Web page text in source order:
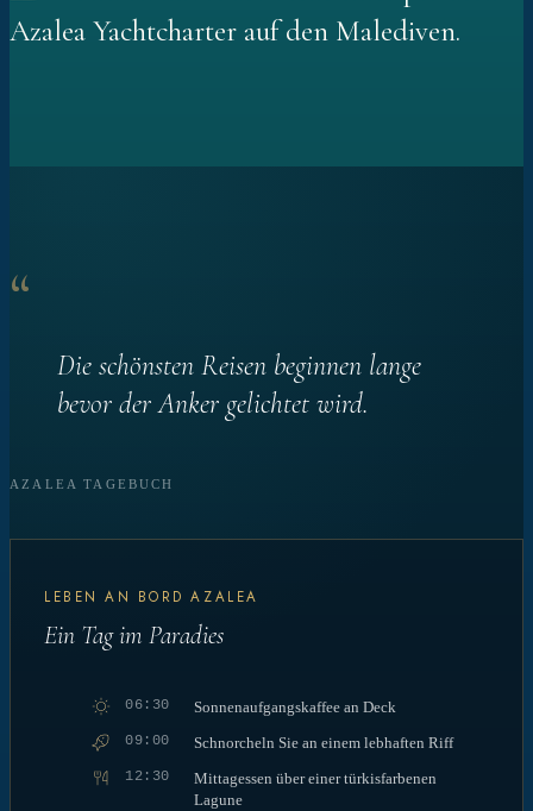
Azalea Yachtcharter auf den Malediven.
“
Die schönsten Reisen beginnen lange
bevor der Anker gelichtet wird.
AZALEA TAGEBUCH
LEBEN AN BORD AZALEA
Ein Tag im Paradies
06:30 Sonnenaufgangskaffee an Deck
09:00 Schnorcheln Sie an einem lebhaften Riff
12:30
Mittagessen über einer türkisfarbenen
Lagune